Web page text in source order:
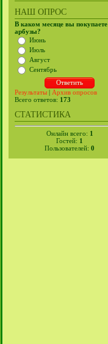
НАШ ОПРОС
В каком месяце вы покупаете
арбузы?
Июнь
Июль
Август
Сентябрь
Результаты | Архив опросов
Всего ответов: 173
СТАТИСТИКА
Онлайн всего: 1
Гостей: 1
Пользователей: 0